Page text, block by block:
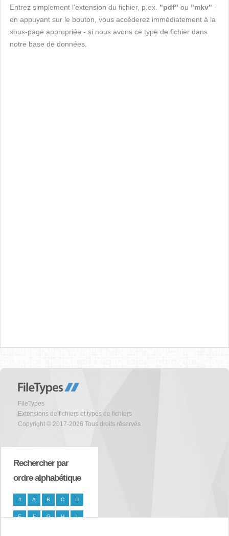
Entrez simplement l'extension du fichier, p.ex. "pdf" ou "mkv" -
en appuyant sur le bouton, vous accéderez immédiatement à la
sous-page appropriée - si nous avons ce type de fichier dans
notre base de données.
FileTypes
Extensions de fichiers et types de fichiers
Copyright © 2017-2026 Tous droits réservés
Rechercher par
ordre alphabétique
# A B C D
E F G H I